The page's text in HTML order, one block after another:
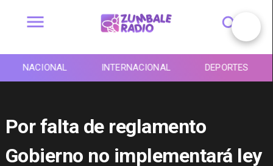
NACIONAL INTERNACIONAL DEPORTES
Por falta de reglamento
Gobierno no implementará ley